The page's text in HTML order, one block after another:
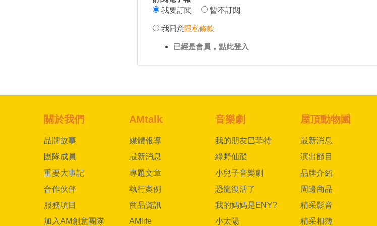
我要訂閱
暫不訂閱
我同意隱私條款
已經是會員，點此登入
關於我們
品牌故事
團隊成員
重要大事記
合作伙伴
服務項目
加入AM創意團隊
AMtalk
媒體報導
最新消息
專題文章
執行案例
商品資訊
AMlife
音樂劇
我的朋友巴菲特
綠野仙蹤
小兒子音樂劇
恐龍復活了
我的媽媽是ENY?
小太陽
屋頂動物園
最新消息
演出節目
品牌介紹
周邊商品
精采影音
精采相簿